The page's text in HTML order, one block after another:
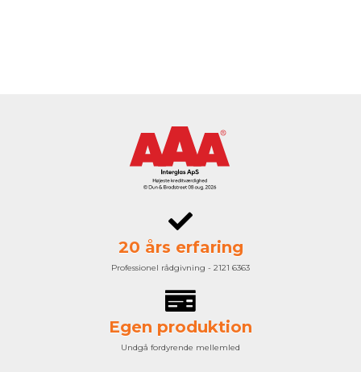
20 års erfaring
Professionel rådgivning - 2121 6363
Egen produktion
Undgå fordyrende mellemled